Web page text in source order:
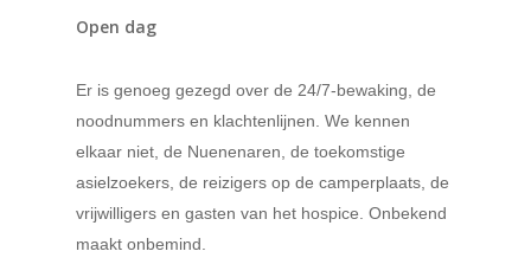
Open dag
Er is genoeg gezegd over de 24/7-bewaking, de
noodnummers en klachtenlijnen. We kennen
elkaar niet, de Nuenenaren, de toekomstige
asielzoekers, de reizigers op de camperplaats, de
vrijwilligers en gasten van het hospice. Onbekend
maakt onbemind.